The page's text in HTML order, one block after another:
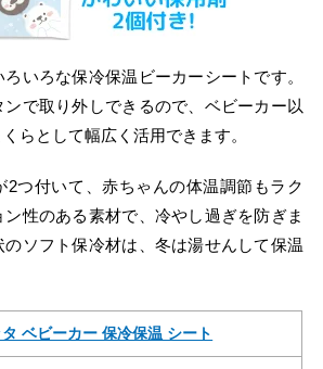
ろいろな保冷保温ビーカーシートです。
ンで取り外しできるので、ベビーカー以
らとして幅広く活用できます。
2つ付いて、赤ちゃんの体温調節もラク
性のある素材で、冷やし過ぎを防ぎま
ソフト保冷材は、冬は湯せんして保温
ベビーカー 保冷保温 シート